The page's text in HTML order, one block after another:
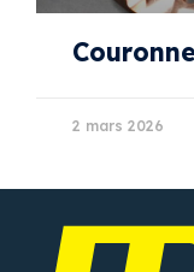
2 mars 2026